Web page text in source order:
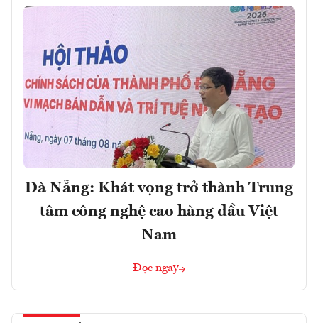
Đà Nẵng: Khát vọng trở thành Trung
tâm công nghệ cao hàng đầu Việt
Nam
Đọc ngay